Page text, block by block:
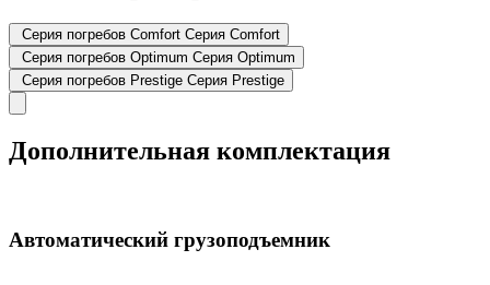
Серия погребов Comfort Серия Comfort
Серия погребов Optimum Серия Optimum
Серия погребов Prestige Серия Prestige
Дополнительная комплектация
Автоматический грузоподъемник